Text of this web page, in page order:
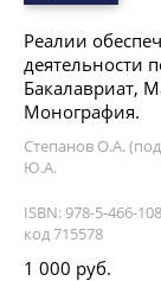
Реалии
деятельности
Бакалавриат,
Монография.
Степанов О.А.
Ю.А.
ISBN: 978-5-466-
код 715578
1 000 руб.